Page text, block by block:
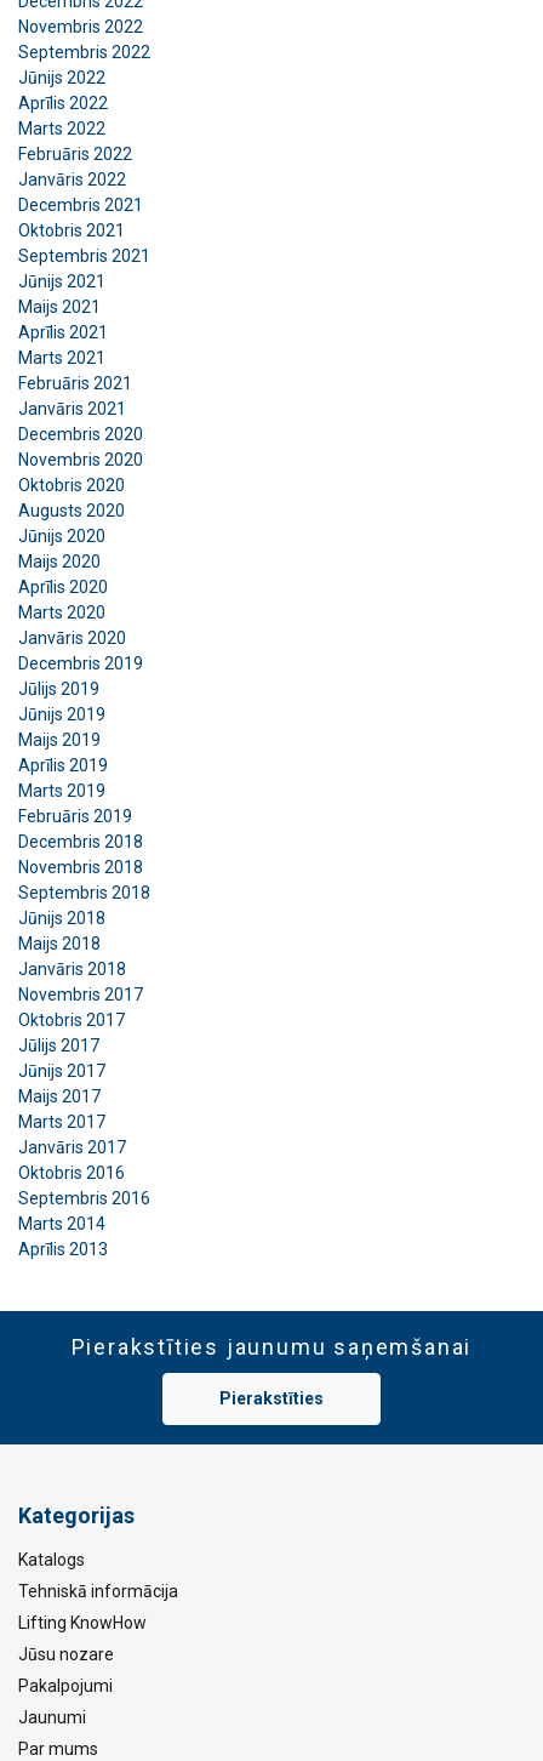
Novembris 2022
Septembris 2022
Jūnijs 2022
Aprīlis 2022
Marts 2022
Februāris 2022
Janvāris 2022
Decembris 2021
Oktobris 2021
Septembris 2021
Jūnijs 2021
Maijs 2021
Aprīlis 2021
Marts 2021
Februāris 2021
Janvāris 2021
Decembris 2020
Novembris 2020
Oktobris 2020
Augusts 2020
Jūnijs 2020
Maijs 2020
Aprīlis 2020
Marts 2020
Janvāris 2020
Decembris 2019
Jūlijs 2019
Jūnijs 2019
Maijs 2019
Aprīlis 2019
Marts 2019
Februāris 2019
Decembris 2018
Novembris 2018
Septembris 2018
Jūnijs 2018
Maijs 2018
Janvāris 2018
Novembris 2017
Oktobris 2017
Jūlijs 2017
Jūnijs 2017
Maijs 2017
Marts 2017
Janvāris 2017
Oktobris 2016
Septembris 2016
Marts 2014
Aprīlis 2013
Pierakstīties jaunumu saņemšanai
Pierakstīties
Kategorijas
Katalogs
Tehniskā informācija
Lifting KnowHow
Jūsu nozare
Pakalpojumi
Jaunumi
Par mums